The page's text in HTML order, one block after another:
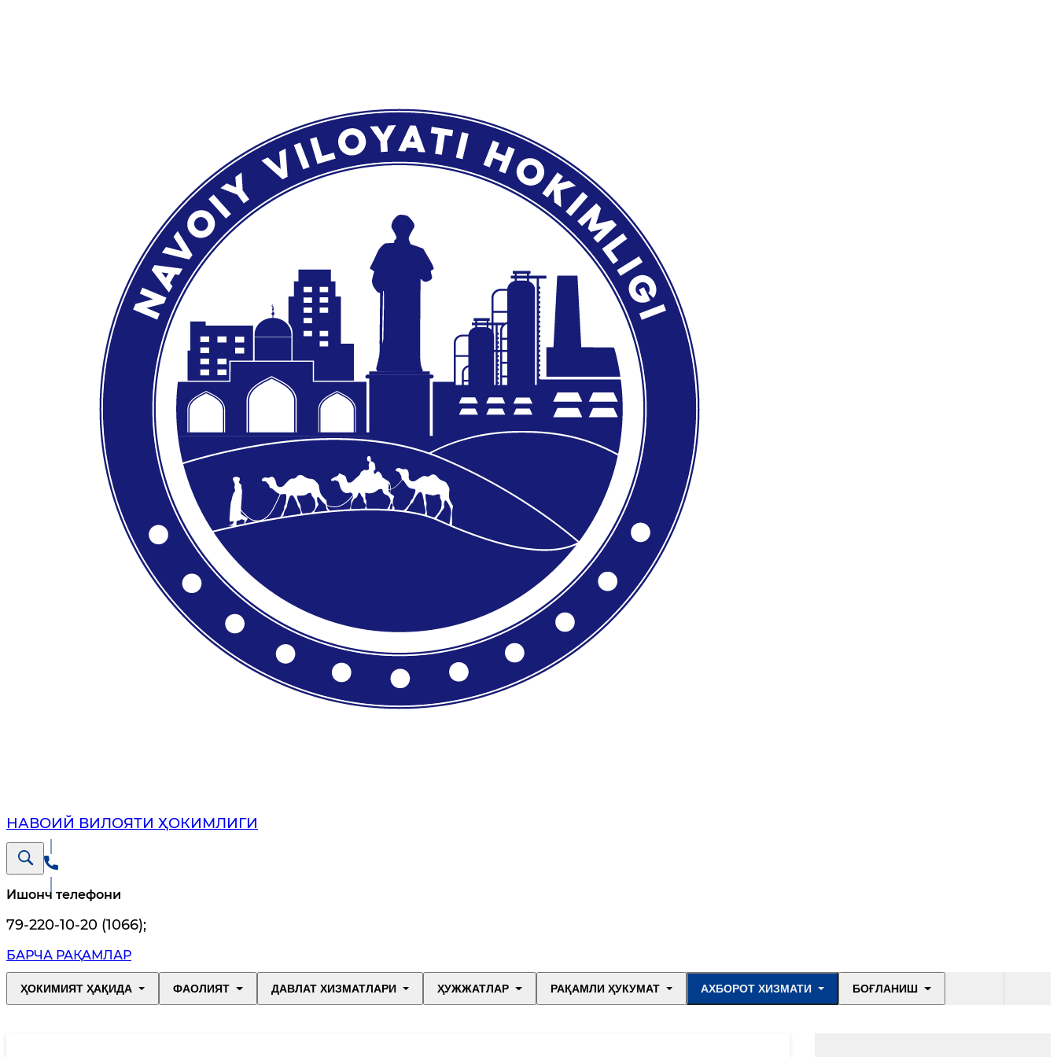
НАВОИЙ ВИЛОЯТИ ҲОКИМЛИГИ
Ишонч телефони
79-220-10-20 (1066);
БАРЧА РАҚАМЛАР
ҲОКИМИЯТ ҲАҚИДА ФАОЛИЯТ ДАВЛАТ ХИЗМАТЛАРИ ҲУЖЖАТЛАР РАҚАМЛИ ҲУКУМАТ АХБОРОТ ХИЗМАТИ БОҒЛАНИШ